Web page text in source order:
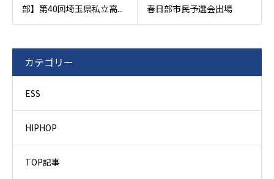
部】第40回埼玉県私立高...
春日部市民予選会出場
カテゴリー
ESS
HIPHOP
TOP記事